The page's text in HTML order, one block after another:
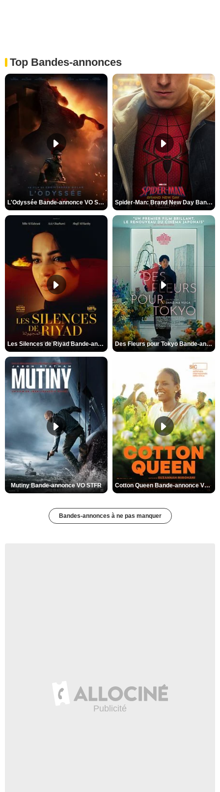
Top Bandes-annonces
L'Odyssée Bande-annonce VO STFR Spider-Man: Brand New Day Bande-annonce VO STFR
Les Silences de Riyad Bande-annonce VO STFR Des Fleurs pour Tokyo Bande-annonce VO STFR
Mutiny Bande-annonce VO STFR Cotton Queen Bande-annonce VO STFR
Bandes-annonces à ne pas manquer